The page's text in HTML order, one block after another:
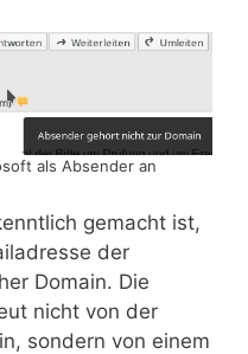
als Absender an
gemacht ist,
der
Domain. Die
nicht von der
sondern von einem